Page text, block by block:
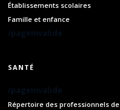
Établissements scolaires
Famille et enfance
/pageInvalide
SANTÉ
/pageInvalide
Répertoire des professionnels de